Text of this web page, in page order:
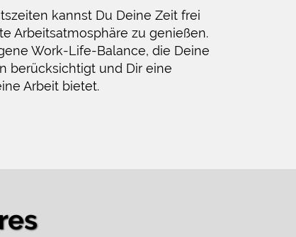
kannst Du Deine Zeit frei
Arbeitsatmosphäre zu genießen.
Work-Life-Balance, die Deine
berücksichtigt und Dir eine
Arbeit bietet.